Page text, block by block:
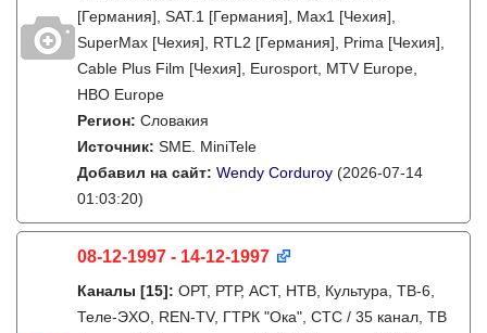
[Германия], SAT.1 [Германия], Max1 [Чехия],
SuperMax [Чехия], RTL2 [Германия], Prima [Чехия],
Cable Plus Film [Чехия], Eurosport, MTV Europe,
HBO Europe
Регион: Словакия
Источник: SME. MiniTele
Добавил на сайт: Wendy Corduroy (2026-07-14
01:03:20)
08-12-1997 - 14-12-1997
Каналы [15]: ОРТ, РТР, АСТ, НТВ, Культура, ТВ-6,
Теле-ЭХО, REN-TV, ГТРК "Ока", СТС / 35 канал, ТВ